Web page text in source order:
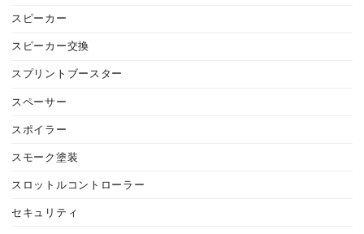
スピーカー
スピーカー交換
スプリントブースター
スペーサー
スポイラー
スモーク塗装
スロットルコントローラー
セキュリティ